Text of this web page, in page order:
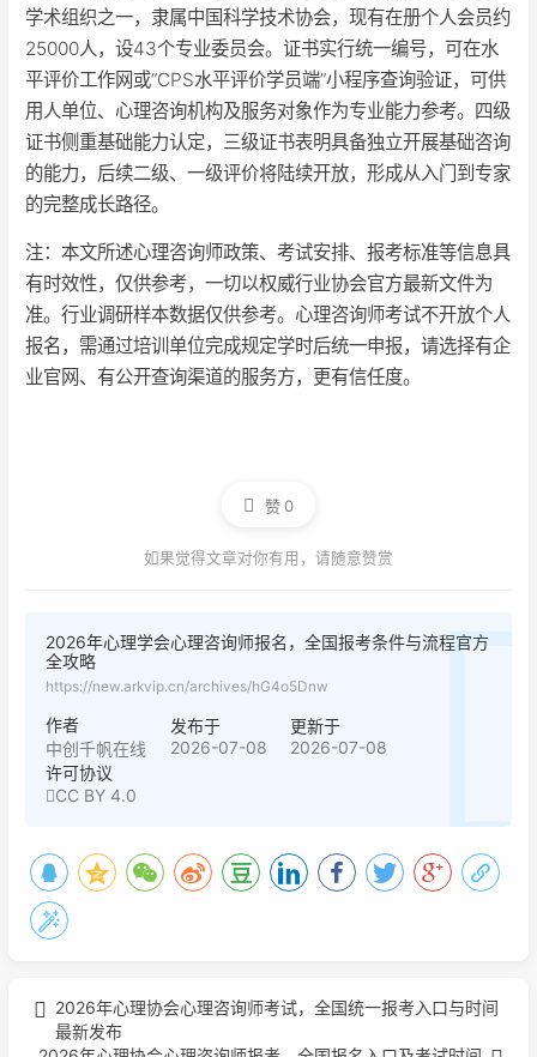
学术组织之一，隶属中国科学技术协会，现有在册个人会员约
25000人，设43个专业委员会。证书实行统一编号，可在水
平评价工作网或“CPS水平评价学员端”小程序查询验证，可供
用人单位、心理咨询机构及服务对象作为专业能力参考。四级
证书侧重基础能力认定，三级证书表明具备独立开展基础咨询
的能力，后续二级、一级评价将陆续开放，形成从入门到专家
的完整成长路径。
注：本文所述心理咨询师政策、考试安排、报考标准等信息具
有时效性，仅供参考，一切以权威行业协会官方最新文件为
准。行业调研样本数据仅供参考。心理咨询师考试不开放个人
报名，需通过培训单位完成规定学时后统一申报，请选择有企
业官网、有公开查询渠道的服务方，更有信任度。
赞0
如果觉得文章对你有用，请随意赞赏
2026年心理学会心理咨询师报名，全国报考条件与流程官方
全攻略
https://new.arkvip.cn/archives/hG4o5Dnw
作者
中创千帆在线
发布于
2026-07-08
更新于
2026-07-08
许可协议
CC BY 4.0
2026年心理协会心理咨询师考试，全国统一报考入口与时间
最新发布